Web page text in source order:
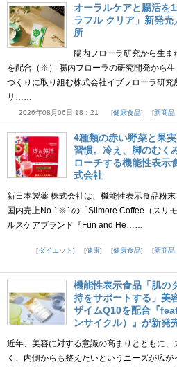
オーラルケアと腸活を
ラフル クリア」新発
所
腸内フローラ研究から生
を配合（※） 腸内フローラの研究開発から
づくりに取り組む株式会社イブフローラ研
サ……
2026年08月06日 18：21 健康食品 新商品
4種類の赤い野菜と果
習慣。冷え、脚のむく
ローチする機能性表示
式会社
新日本製薬 株式会社は、機能性表示食品粉
国内売上No.1※1の「Slimore Coffee（スリ
ルスケアブランド『Fun and He……
ダイエット
健康 健康食品 新商品
機能性表示食品「肌の
持をサポートする」美
ザイムQ10を配合『
ンサイクル）』が新発
近年、美容に対する意識の高まりとともに
く、内側からも整えたいというニーズが広